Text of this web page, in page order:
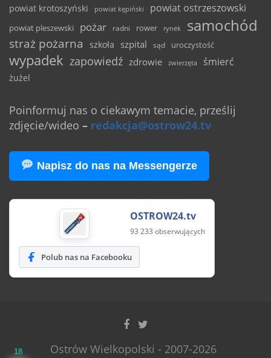
powiat krotoszyński powiat kępiński powiat ostrzeszowski
powiat pleszewski pożar radni rower rynek samochód
straż pożarna szkoła szpital sąd uroczystość
wypadek zapowiedź zdrowie zwierzęta śmierć
żużel
Poinformuj nas o ciekawym temacie, prześlij
zdjęcie/wideo – redakcja@ostrow24.tv
Napisz do nas na Messengerze
OSTROW24.tv
93 233 obserwujących
Polub nas na Facebooku
Ostrów Wielkopolski - 2007-2026
18